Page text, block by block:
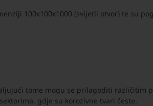
100x100x1000 (svijetli otvor) te su
tome mogu se prilagoditi
gdje su korozivne tvari česte.